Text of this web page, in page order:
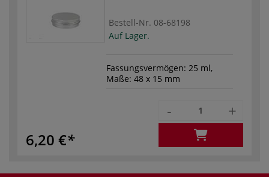
Bestell-Nr. 08-68198
Auf Lager.
Fassungsvermögen: 25 ml,
Maße: 48 x 15 mm
6,20 €
- +